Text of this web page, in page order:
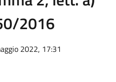
2016
2022, 17:31